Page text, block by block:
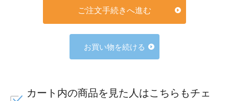
ご注文手続きへ進む
お買い物を続ける
カート内の商品を見た人はこちらもチェ